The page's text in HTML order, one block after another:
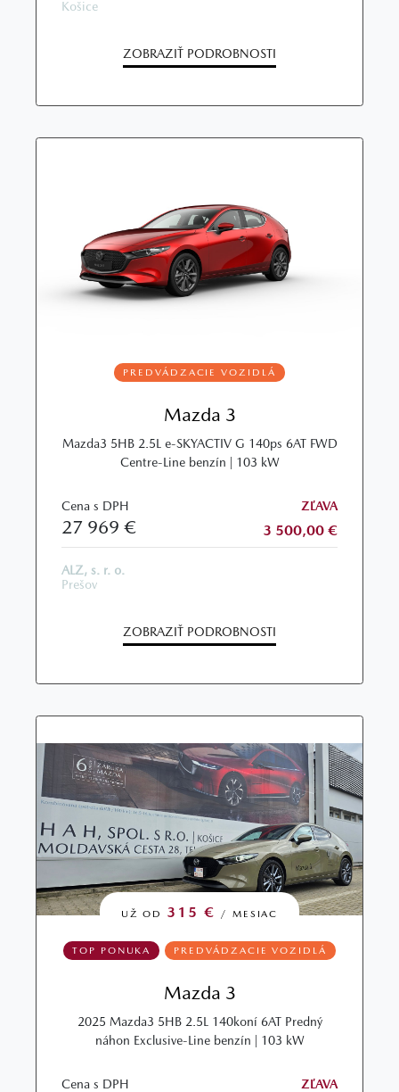
Košice
ZOBRAZIŤ PODROBNOSTI
PREDVÁDZACIE VOZIDLÁ
Mazda 3
Mazda3 5HB 2.5L e-SKYACTIV G 140ps 6AT FWD
Centre-Line benzín | 103 kW
Cena s DPH
27 969 €
ZĽAVA
3 500,00 €
ALZ, s. r. o.
Prešov
ZOBRAZIŤ PODROBNOSTI
UŽ OD 315 € / MESIAC
TOP PONUKA PREDVÁDZACIE VOZIDLÁ
Mazda 3
2025 Mazda3 5HB 2.5L 140koní 6AT Predný
náhon Exclusive-Line benzín | 103 kW
Cena s DPH ZĽAVA